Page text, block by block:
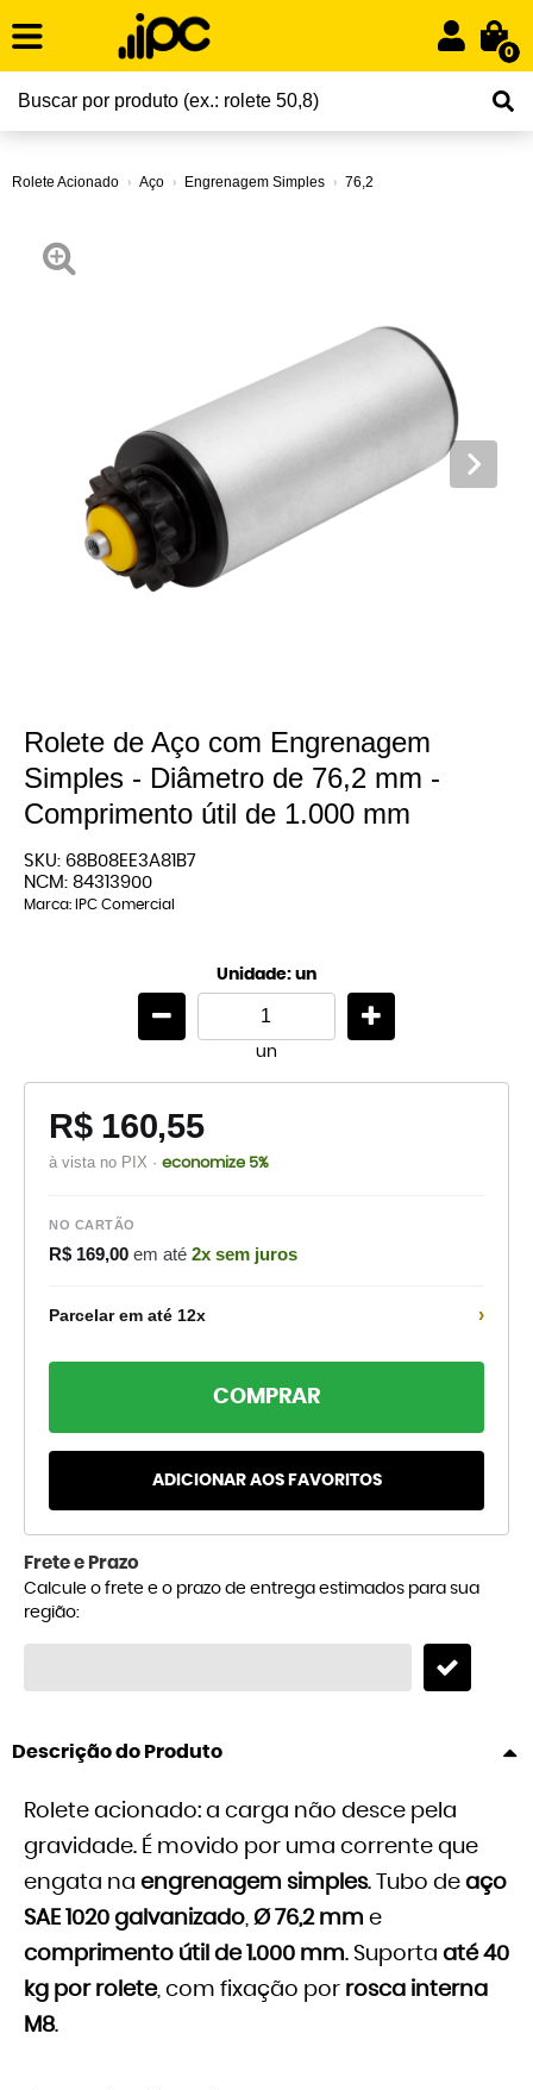
0
Rolete Acionado Aço Engrenagem Simples 76,2
Rolete de Aço com Engrenagem
Simples - Diâmetro de 76,2 mm -
Comprimento útil de 1.000 mm
SKU: 68B08EE3A81B7
NCM: 84313900
Marca: IPC Comercial
Unidade: un
un
R$ 160,55
à vista no PIX · economize 5%
NO CARTÃO
R$ 169,00 em até 2x sem juros
Parcelar em até 12x ›
COMPRAR
ADICIONAR AOS FAVORITOS
Frete e Prazo
Calcule o frete e o prazo de entrega estimados para sua
região:
Descrição do Produto
Rolete acionado: a carga não desce pela
gravidade. É movido por uma corrente que
engata na engrenagem simples. Tubo de aço
SAE 1020 galvanizado, Ø 76,2 mm e
comprimento útil de 1.000 mm. Suporta até 40
kg por rolete, com fixação por rosca interna
M8.